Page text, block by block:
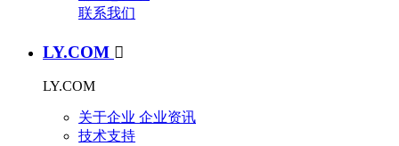
联系我们
LY.COM 
LY.COM
关于企业 企业资讯
技术支持